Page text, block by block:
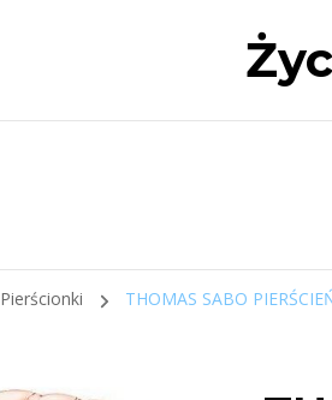
Pierścionki THOMAS SABO